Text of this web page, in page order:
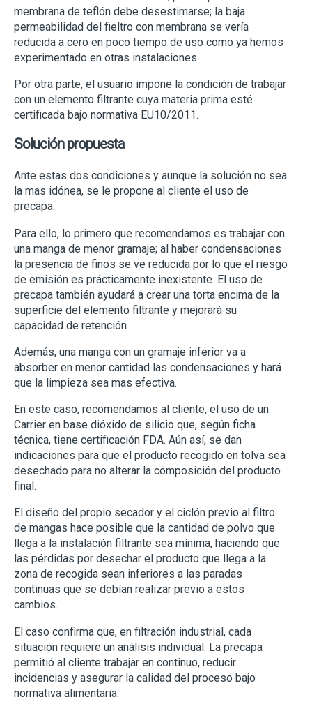
membrana de teflón debe desestimarse; la baja
permeabilidad del fieltro con membrana se vería
reducida a cero en poco tiempo de uso como ya hemos
experimentado en otras instalaciones.
Por otra parte, el usuario impone la condición de trabajar
con un elemento filtrante cuya materia prima esté
certificada bajo normativa EU10/2011.
Solución propuesta
Ante estas dos condiciones y aunque la solución no sea
la mas idónea, se le propone al cliente el uso de
precapa.
Para ello, lo primero que recomendamos es trabajar con
una manga de menor gramaje; al haber condensaciones
la presencia de finos se ve reducida por lo que el riesgo
de emisión es prácticamente inexistente. El uso de
precapa también ayudará a crear una torta encima de la
superficie del elemento filtrante y mejorará su
capacidad de retención.
Además, una manga con un gramaje inferior va a
absorber en menor cantidad las condensaciones y hará
que la limpieza sea mas efectiva.
En este caso, recomendamos al cliente, el uso de un
Carrier en base dióxido de silicio que, según ficha
técnica, tiene certificación FDA. Aún así, se dan
indicaciones para que el producto recogido en tolva sea
desechado para no alterar la composición del producto
final.
El diseño del propio secador y el ciclón previo al filtro
de mangas hace posible que la cantidad de polvo que
llega a la instalación filtrante sea mínima, haciendo que
las pérdidas por desechar el producto que llega a la
zona de recogida sean inferiores a las paradas
continuas que se debían realizar previo a estos
cambios.
El caso confirma que, en filtración industrial, cada
situación requiere un análisis individual. La precapa
permitió al cliente trabajar en continuo, reducir
incidencias y asegurar la calidad del proceso bajo
normativa alimentaria.